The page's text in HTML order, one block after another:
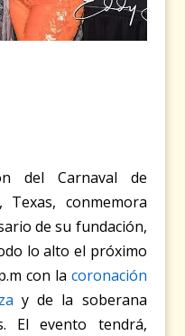
del Carnaval de
conmemora
de su fundación,
lo alto el próximo
con la coronación
y de la soberana
El evento tendrá,